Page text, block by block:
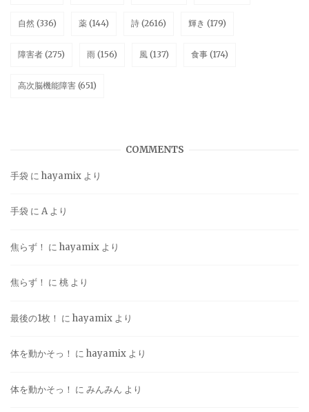
自然 (336) 薬 (144) 詩 (2616) 輝き (179)
障害者 (275) 雨 (156) 風 (137) 食事 (174)
高次脳機能障害 (651)
COMMENTS
手袋 に hayamix より
手袋 に Aより
焦らず！ に hayamix より
焦らず！ に 桃 より
最後の1枚！ に hayamix より
体を動かそっ！ に hayamix より
体を動かそっ！ に みんみん より